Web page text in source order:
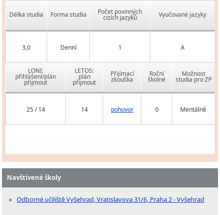
Délka studia Forma studia Počet povinných
cizích jazyků Vyučované jazyky
3,0 Denní 1 A
LONI:
přihlášení/plán
přijmout
LETOS:
plán
přijmout
Přijímací
zkouška
Roční
školné
Možnost
studia pro ZP
25 / 14 14 pohovor 0 Mentálně
Navštívené školy
Odborné učiliště Vyšehrad, Vratislavova 31/6, Praha 2 - Vyšehrad